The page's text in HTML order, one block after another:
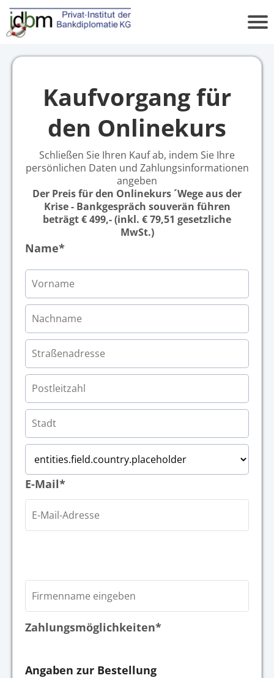
Kaufvorgang für
den Onlinekurs
Schließen Sie Ihren Kauf ab, indem Sie Ihre
persönlichen Daten und Zahlungsinformationen
angeben
Der Preis für den Onlinekurs ´Wege aus der
Krise - Bankgespräch souverän führen
beträgt € 499,- (inkl. € 79,51 gesetzliche
MwSt.)
Name*
E-Mail*
Zahlungsmöglichkeiten*
Angaben zur Bestellung